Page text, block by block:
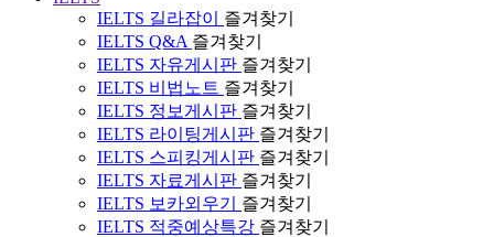
IELTS 길라잡이
즐겨찾기
IELTS Q&A 즐겨찾기
IELTS 자유게시판 즐겨찾기
IELTS 비법노트 즐겨찾기
IELTS 정보게시판 즐겨찾기
IELTS 라이팅게시판 즐겨찾기
IELTS 스피킹게시판 즐겨찾기
IELTS 자료게시판 즐겨찾기
IELTS 보카외우기
즐겨찾기
IELTS 적중예상특강 즐겨찾기